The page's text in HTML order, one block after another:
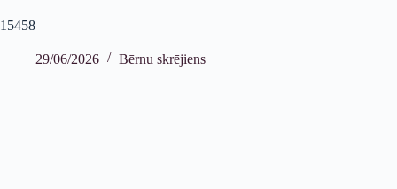
15458
29/06/2026 Bērnu skrējiens